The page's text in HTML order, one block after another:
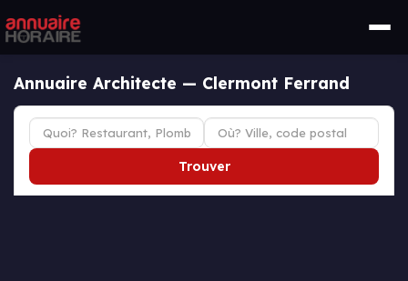
Annuaire Architecte — Clermont Ferrand
Trouver